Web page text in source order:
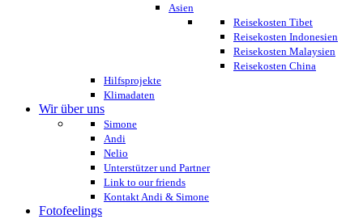
Asien
Reisekosten Tibet
Reisekosten Indonesien
Reisekosten Malaysien
Reisekosten China
Hilfsprojekte
Klimadaten
Wir über uns
Simone
Andi
Nelio
Unterstützer und Partner
Link to our friends
Kontakt Andi & Simone
Fotofeelings